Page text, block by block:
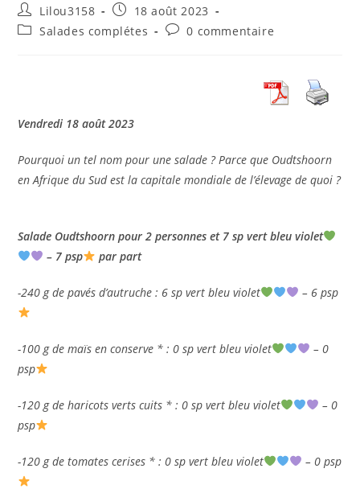
Auteur/autrice
de
la
Lilou3158
Publication
publiée :
18 août 2023
PostSalades complétes
Commentaires
0 commentaire
Vendredi 18 août 2023
Pourquoi un tel nom pour une salade ? Parce que Oudtshoorn
en Afrique du Sud est la capitale mondiale de l’élevage de quoi ?
Salade Oudtshoorn pour 2 personnes et 7 sp vert bleu violet
– 7 psp
par part
-240 g de pavés d’autruche : 6 sp vert bleu violet – 6 psp
-100 g de maïs en conserve * : 0 sp vert bleu violet
– 0
psp
-120 g de haricots verts cuits * : 0 sp vert bleu violet
– 0
psp
-120 g de tomates cerises * : 0 sp vert bleu violet – 0 psp